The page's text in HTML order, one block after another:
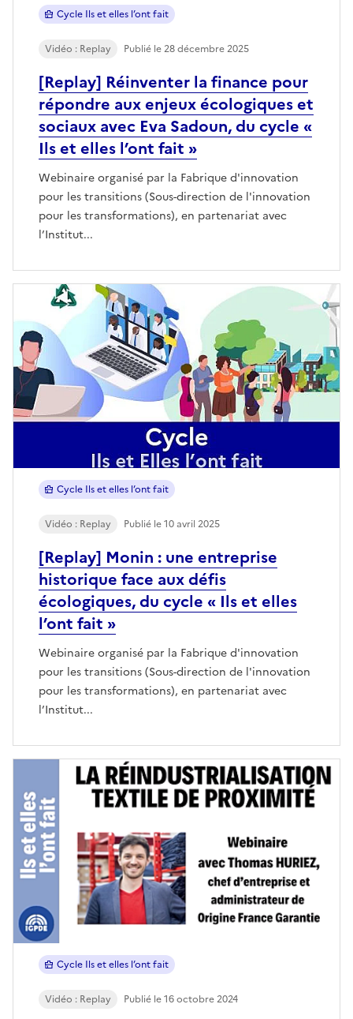
[Replay] Réinventer la finance pour
répondre aux enjeux écologiques et
sociaux avec Eva Sadoun, du cycle «
Ils et elles l’ont fait »
Webinaire organisé par la Fabrique d'innovation
pour les transitions (Sous-direction de l'innovation
pour les transformations), en partenariat avec
l’Institut...
Cycle Ils et elles l’ont fait
Vidéo : Replay Publié le 28 décembre 2025
[Replay] Monin : une entreprise
historique face aux défis
écologiques, du cycle « Ils et elles
l’ont fait »
Webinaire organisé par la Fabrique d'innovation
pour les transitions (Sous-direction de l'innovation
pour les transformations), en partenariat avec
l’Institut...
Cycle Ils et elles l’ont fait
Vidéo : Replay Publié le 10 avril 2025
Cycle Ils et elles l’ont fait
Vidéo : Replay Publié le 16 octobre 2024